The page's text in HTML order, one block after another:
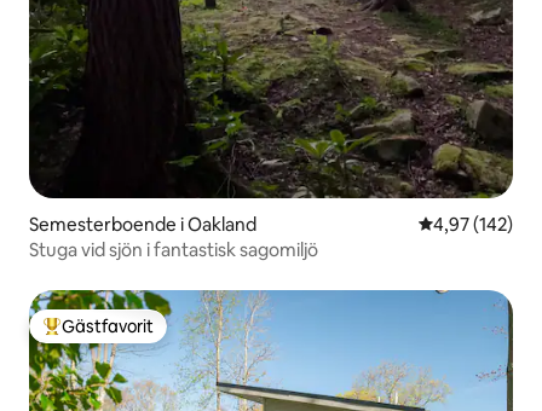
Semesterboende i Oakland 4,97 av 5 i
4,97 (142)
Stuga vid sjön i fantastisk sagomiljö
Populär gästfavorit
Gästfavorit